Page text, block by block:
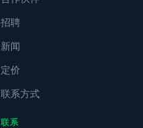
招聘
新闻
定价
联系方式
联系